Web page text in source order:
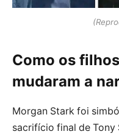
Como os
mudaram a
Morgan Stark foi
sacrifício final de Tony